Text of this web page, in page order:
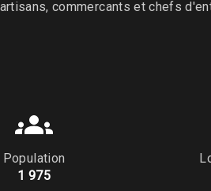
commercants et chefs
Population
1 975